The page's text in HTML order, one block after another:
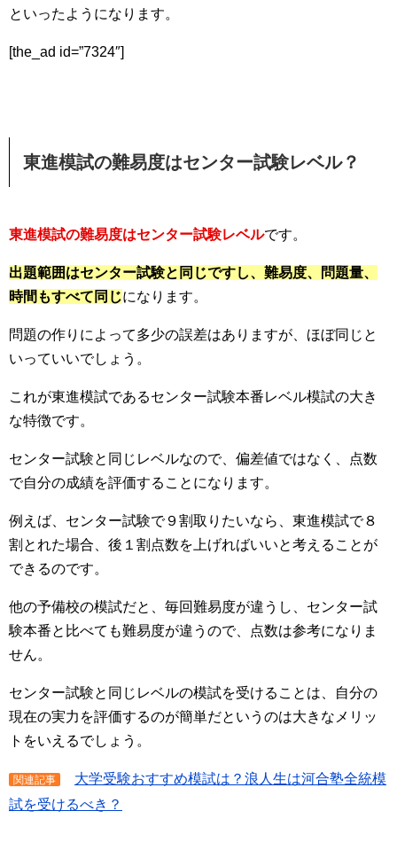
といったようになります。
[the_ad id=”7324″]
東進模試の難易度はセンター試験レベル？
東進模試の難易度はセンター試験レベルです。
出題範囲はセンター試験と同じですし、難易度、問題量、
時間もすべて同じになります。
問題の作りによって多少の誤差はありますが、ほぼ同じと
いっていいでしょう。
これが東進模試であるセンター試験本番レベル模試の大き
な特徴です。
センター試験と同じレベルなので、偏差値ではなく、点数
で自分の成績を評価することになります。
例えば、センター試験で９割取りたいなら、東進模試で８
割とれた場合、後１割点数を上げればいいと考えることが
できるのです。
他の予備校の模試だと、毎回難易度が違うし、センター試
験本番と比べても難易度が違うので、点数は参考になりま
せん。
センター試験と同じレベルの模試を受けることは、自分の
現在の実力を評価するのが簡単だというのは大きなメリッ
トをいえるでしょう。
関連記事
大学受験おすすめ模試は？浪人生は河合塾全統模
試を受けるべき？